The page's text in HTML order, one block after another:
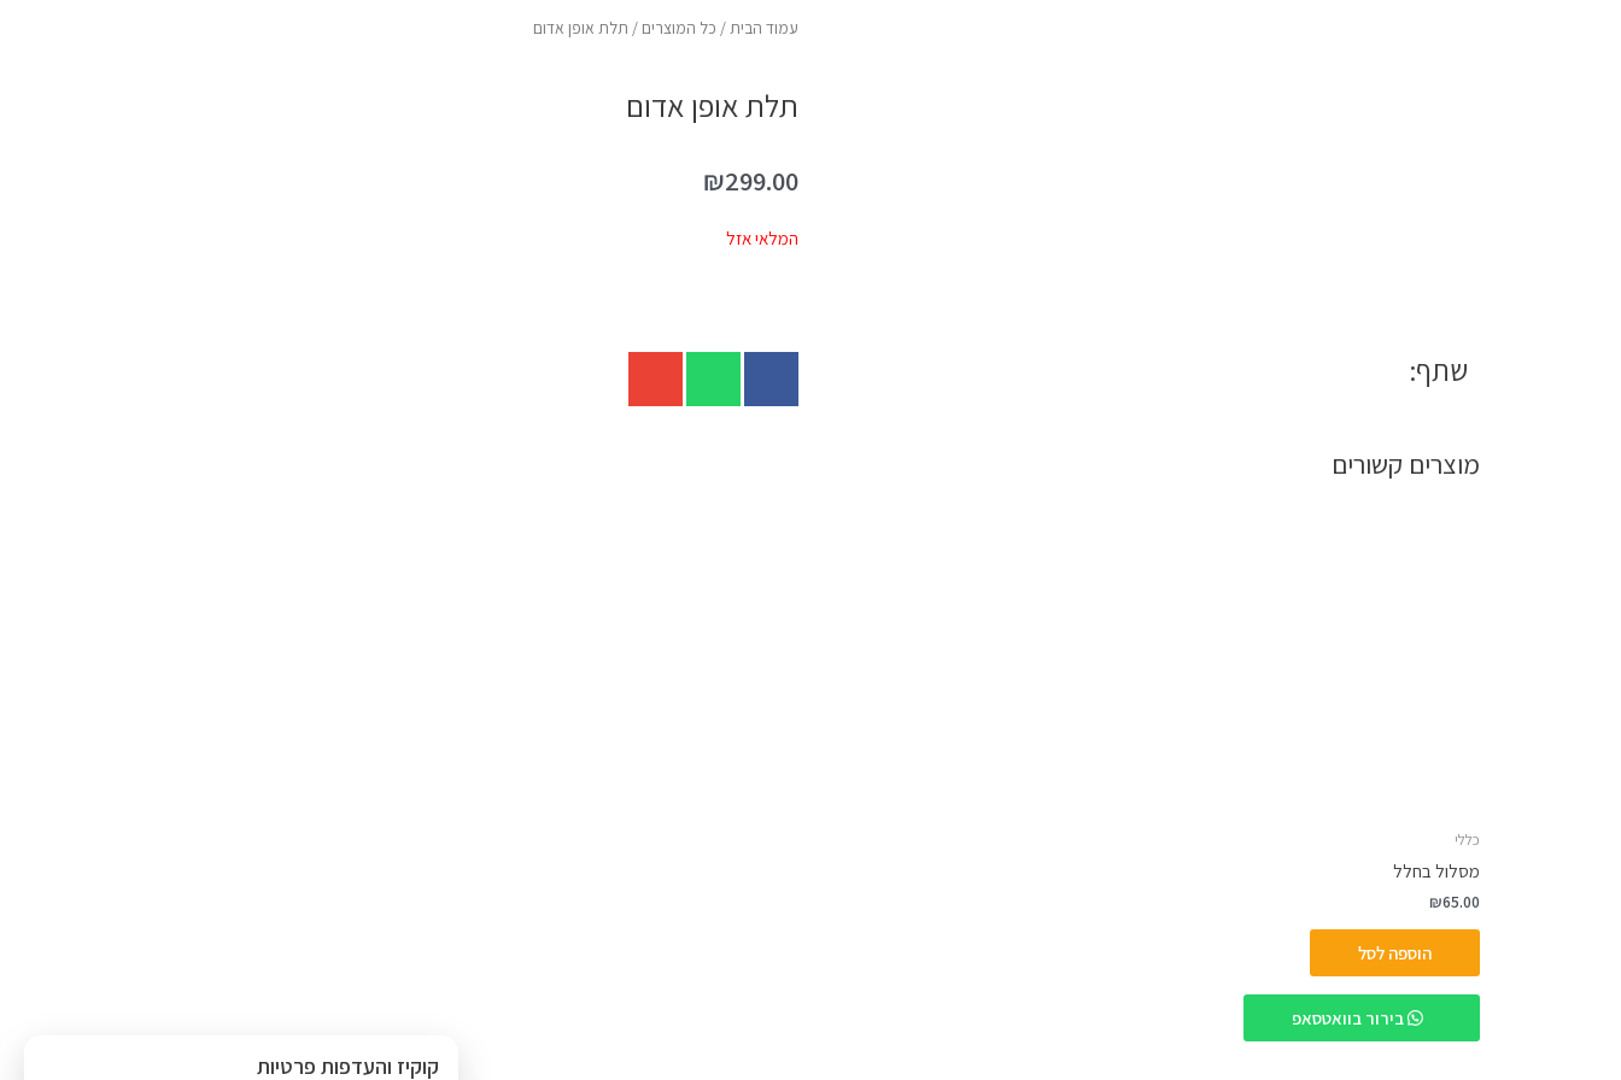
עמוד הבית/ כל המוצרים / תלת אופן אדום
תלת אופן אדום
₪299.00
המלאי אזל
שתף:
מוצרים קשורים
כללי
מסלול בחלל
₪65.00
הוספה לסל
בירור בוואטסאפ
קוקיז והעדפות פרטיות